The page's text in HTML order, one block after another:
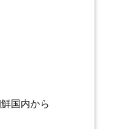
国内から